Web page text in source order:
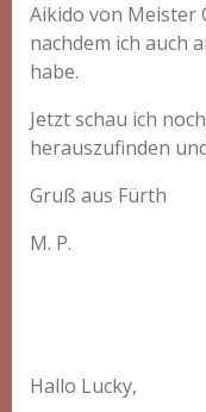
Aikido von Meister
nachdem ich auch
habe.
Jetzt schau ich
herauszufinden
Gruß aus Fürth
M. P.
Hallo Lucky,